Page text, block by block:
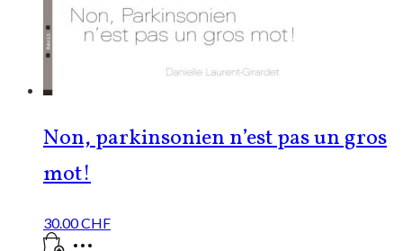
Non, parkinsonien n’est pas un gros
mot!
30.00CHF